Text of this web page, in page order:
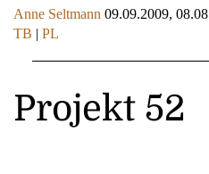
Anne Seltmann 09.09.2009, 08.08
TB | PL
Projekt 52